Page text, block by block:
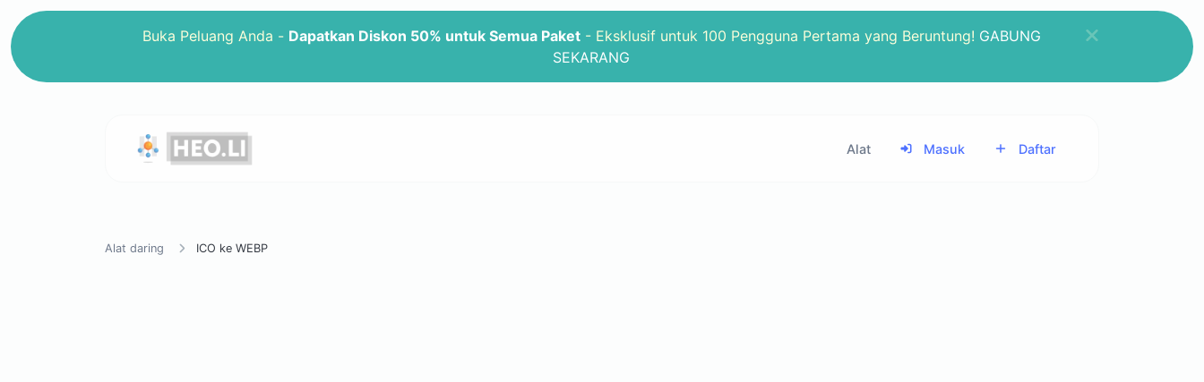
Buka Peluang Anda - Dapatkan Diskon 50% untuk Semua Paket- Eksklusif untuk 100 Pengguna Pertama yang Beruntung! GABUNG
SEKARANG
Alat Masuk Daftar
Alat daring ICO ke WEBP